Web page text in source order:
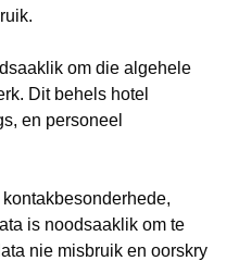
om die algehele
Dit behels hotel
en personeel
is noodsaaklik om te
nie misbruik en oorskry